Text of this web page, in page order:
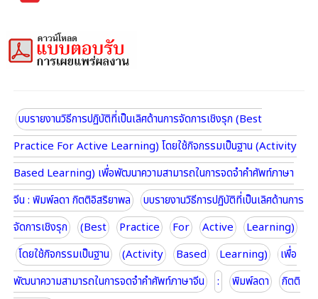
บบรายงานวิธีการปฏิบัติที่เป็นเลิศด้านการจัดการเชิงรุก (Best
Practice For Active Learning) โดยใช้กิจกรรมเป็นฐาน (Activity
Based Learning) เพื่อพัฒนาความสามารถในการจดจําคําศัพท์ภาษา
จีน : พิมพ์ลดา กิตติอิสริยาพล
บบรายงานวิธีการปฏิบัติที่เป็นเลิศด้านการ
จัดการเชิงรุก
(Best Practice For Active
Learning)
โดยใช้กิจกรรมเป็นฐาน
(Activity Based Learning)
เพื่อ
พัฒนาความสามารถในการจดจําคําศัพท์ภาษาจีน
: พิมพ์ลดา
กิตติ